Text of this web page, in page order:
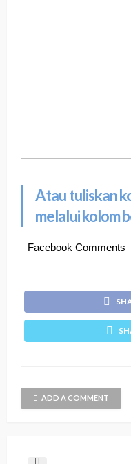
Atau tuliskan
melalui kolom
Facebook Comments
ADD A COMMENT